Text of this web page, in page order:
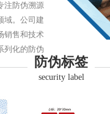
注防伪溯源
域。公司建
销售和技术
列化的防伪
识别、优成
市场的严酷
防伪标签
security label